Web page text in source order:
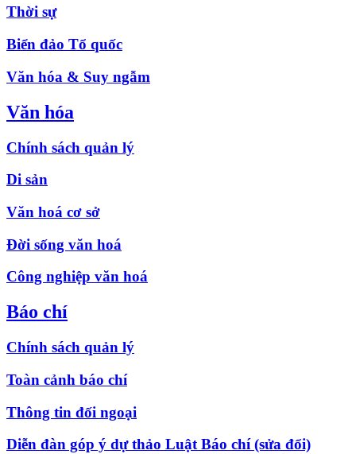
Thời sự
Biển đảo Tổ quốc
Văn hóa & Suy ngẫm
Văn hóa
Chính sách quản lý
Di sản
Văn hoá cơ sở
Đời sống văn hoá
Công nghiệp văn hoá
Báo chí
Chính sách quản lý
Toàn cảnh báo chí
Thông tin đối ngoại
Diễn đàn góp ý dự thảo Luật Báo chí (sửa đổi)